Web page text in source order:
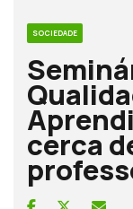
SOCIEDADE
cerca